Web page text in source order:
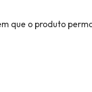
que o produto